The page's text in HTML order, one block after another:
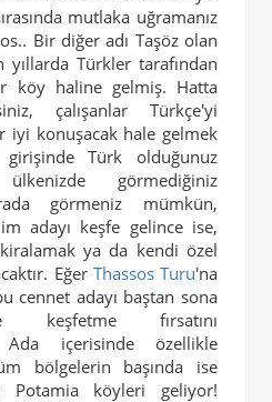
mutlaka uğramanız
Bir diğer adı Taşöz olan
Türkler tarafından
köy haline gelmiş. Hatta
çalışanlar Türkçe'yi
iyi konuşacak hale gelmek
Türk olduğunuz
görmediğiniz
görmeniz mümkün,
adayı keşfe gelince ise,
ya da kendi özel
Eğer Thassos Turu'na
cennet adayı baştan sona
keşfetme fırsatını
Ada içerisinde özellikle
bölgelerin başında ise
Potamia köyleri geliyor!